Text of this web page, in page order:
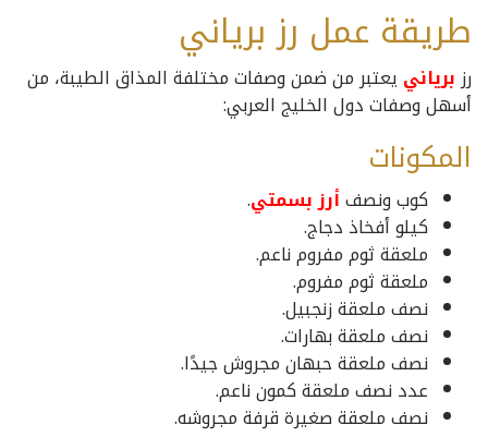
طريقة عمل رز برياني
رزبرياني يعتبر من ضمن وصفات مختلفة المذاق الطيبة، من
أسهل وصفات دول الخليج العربي:
المكونات
كوب ونصفأرز بسمتي.
كيلو أفخاذ دجاج.
ملعقة ثوم مفروم ناعم.
ملعقة ثوم مفروم.
نصف ملعقة زنجبيل.
نصف ملعقة بهارات.
نصف ملعقة حبهان مجروش جيدًا.
عدد نصف ملعقة كمون ناعم.
نصف ملعقة صغيرة قرفة مجروشه.